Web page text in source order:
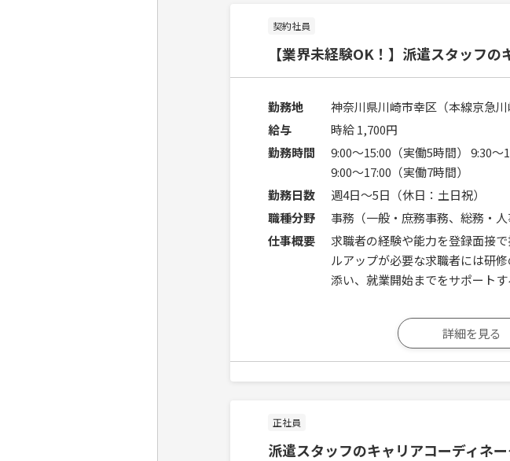
契約社員
【業界未経験OK！】派遣スタッフ
勤務地
神奈川県川崎市幸区（本線京急川
給与
時給 1,700円
勤務時間
9:00～15:00（実働5時間） 9:30～
9:00～17:00（実働7時間）
勤務日数
週4日～5日（休日：土日祝）
職種分野
事務（一般・庶務事務、総務・人
仕事概要
求職者の経験や能力を登録面接
ルアップが必要な求職者には研
添い、就業開始までをサポートす
詳細を見る
正社員
派遣スタッフのキャリアコーディネ